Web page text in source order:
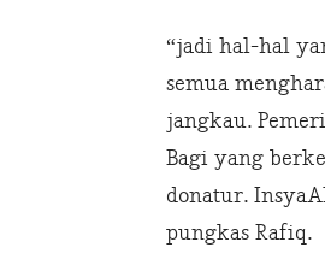
“jadi hal-hal
semua
jangkau.
Bagi yang
donatur.
pungkas Rafiq.